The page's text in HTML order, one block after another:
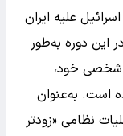
علیه ایران
این دوره به‌طور
شخصی خود،
است. به‌عنوان
نظامی «زودتر